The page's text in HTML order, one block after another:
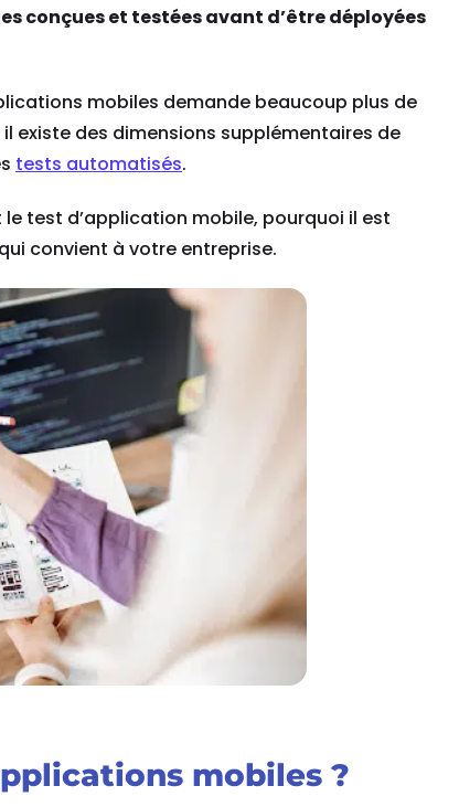
conçues et testées avant d’être déployées
mobiles demande beaucoup plus de
existe des dimensions supplémentaires de
tests automatisés.
test d’application mobile, pourquoi il est
convient à votre entreprise.
mobiles ?